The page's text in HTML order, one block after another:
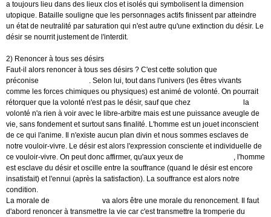
a toujours lieu dans des lieux clos et isolés qui symbolisent la dimension
utopique. Bataille souligne que les personnages actifs finissent par atteindre
un état de neutralité par saturation qui n'est autre qu'une extinction du désir. Le
désir se nourrit justement de l'interdit.
2) Renoncer à tous ses désirs
Faut-il alors renoncer à tous ses désirs ? C'est cette solution que
préconise
. Selon lui, tout dans l'univers (les êtres vivants
comme les forces chimiques ou physiques) est animé de volonté. On pourrait
rétorquer que la volonté n'est pas le désir, sauf que chez
la
volonté n'a rien à voir avec le libre-arbitre mais est une puissance aveugle de
vie, sans fondement et surtout sans finalité. L'homme est un jouet inconscient
de ce qui l'anime. Il n'existe aucun plan divin et nous sommes esclaves de
notre vouloir-vivre. Le désir est alors l'expression consciente et individuelle de
ce vouloir-vivre. On peut donc affirmer, qu'aux yeux de
, l'homme
est esclave du désir et oscille entre la souffrance (quand le désir est encore
insatisfait) et l'ennui (après la satisfaction). La souffrance est alors notre
condition.
La morale de
va alors être une morale du renoncement. Il faut
d'abord renoncer à transmettre la vie car c'est transmettre la tromperie du